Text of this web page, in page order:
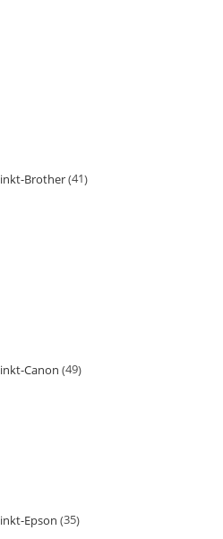
inkt-Brother 41
inkt-Canon 49
inkt-Epson 35